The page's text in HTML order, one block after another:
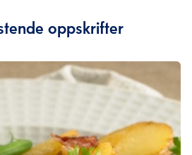
oppskrifter